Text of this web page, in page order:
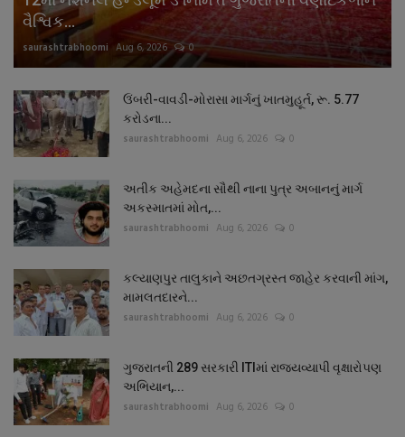
વૈશ્વિક...
saurashtrabhoomi Aug 6, 2026 0
ઉંબરી-વાવડી-મોરાસા માર્ગનું ખાતમુહૂર્ત, રૂ. 5.77
કરોડના...
saurashtrabhoomi Aug 6, 2026 0
અતીક અહેમદના સૌથી નાના પુત્ર અબાનનું માર્ગ
અકસ્માતમાં મોત,...
saurashtrabhoomi Aug 6, 2026 0
કલ્યાણપુર તાલુકાને અછતગ્રસ્ત જાહેર કરવાની માંગ,
મામલતદારને...
saurashtrabhoomi Aug 6, 2026 0
ગુજરાતની 289 સરકારી ITIમાં રાજ્યવ્યાપી વૃક્ષારોપણ
અભિયાન,...
saurashtrabhoomi Aug 6, 2026 0